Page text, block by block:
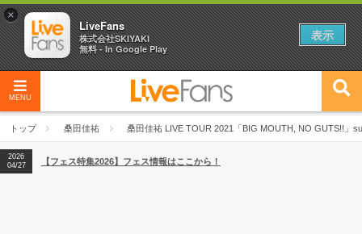
MENU
トップ 桑田佳祐 桑田佳祐 LIVE TOUR 2021「BIG MOUTH, NO GUTS!!」
2026
04/27
2026
【ライブ動員ランキング】2026年上半期編発表！
2026
04/27
【フェス特集2026】フェス情報はここから！
×
LiveFans
株式会社SKIYAKI
無料 - In Google Play
表示